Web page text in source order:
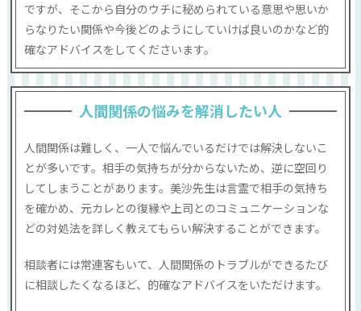
ですが、そこから自分のウチに秘められている意思や思いか
らなりたい関係や今後どのようにしていけば良いのかなど的
確なアドバイスをしてくださいます。
人間関係の悩みを解消したい人
人間関係は難しく、一人で悩んでいるだけでは解決しないこ
とが多いです。相手の気持ちが分からないため、逆に空回り
してしまうことがあります。美沙先生は言霊で相手の気持ち
を確かめ、元カレとの復縁や上司とのコミュニケーションな
どの対処法を詳しく教えてもらい解決することができます。
相談者には常連客もいて、人間関係のトラブルができるたび
に相談したくなるほど、的確なアドバイスをいただけます。